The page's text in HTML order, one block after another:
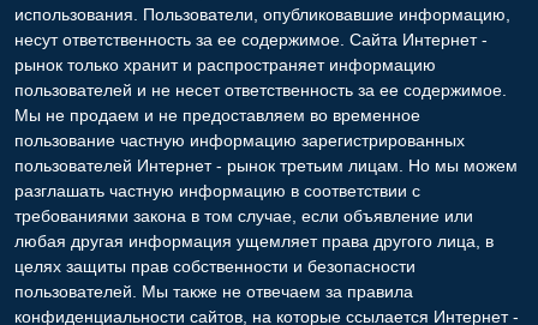
использования. Пользователи, опубликовавшие информацию,
несут ответственность за ее содержимое. Сайта Интернет -
рынок только хранит и распространяет информацию
пользователей и не несет ответственность за ее содержимое.
Мы не продаем и не предоставляем во временное
пользование частную информацию зарегистрированных
пользователей Интернет - рынок третьим лицам. Но мы можем
разглашать частную информацию в соответствии с
требованиями закона в том случае, если объявление или
любая другая информация ущемляет права другого лица, в
целях защиты прав собственности и безопасности
пользователей. Мы также не отвечаем за правила
конфиденциальности сайтов, на которые ссылается Интернет -